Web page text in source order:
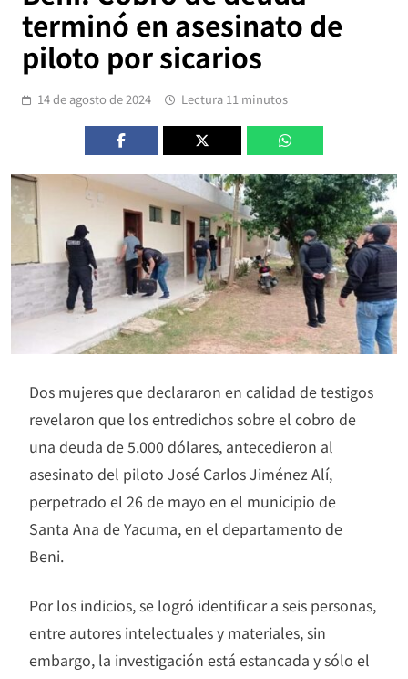
terminó en asesinato de
piloto por sicarios
14 de agosto de 2024 Lectura 11 minutos
Dos mujeres que declararon en calidad de testigos
revelaron que los entredichos sobre el cobro de
una deuda de 5.000 dólares, antecedieron al
asesinato del piloto José Carlos Jiménez Alí,
perpetrado el 26 de mayo en el municipio de
Santa Ana de Yacuma, en el departamento de
Beni.
Por los indicios, se logró identificar a seis personas,
entre autores intelectuales y materiales, sin
embargo, la investigación está estancada y sólo el